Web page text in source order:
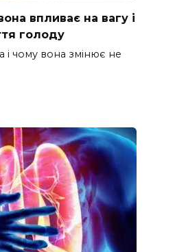
впливає на вагу і
голоду
і чому вона змінює не